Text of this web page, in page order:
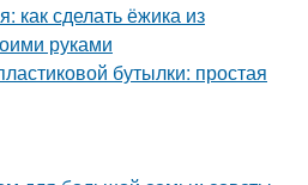
как сделать ёжика из
руками
бутылки: простая